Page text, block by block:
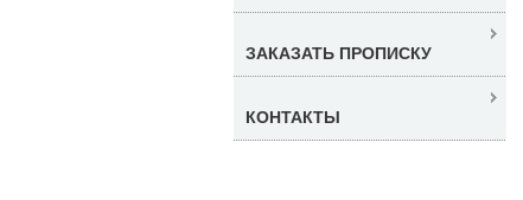
ЗАКАЗАТЬ ПРОПИСКУ
КОНТАКТЫ